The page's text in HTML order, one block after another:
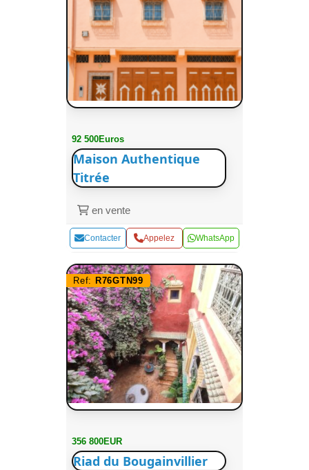
92 500Euros
Maison Authentique
Titrée
en vente
Contacter Appelez WhatsApp
Ref: R76GTN99
356 800EUR
Riad du Bougainvillier